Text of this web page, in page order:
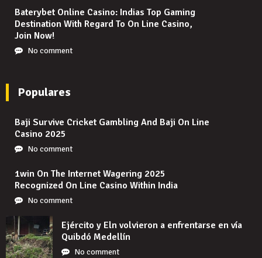
Baterybet Online Casino: Indias Top Gaming
Destination With Regard To On Line Casino,
Join Now!
No comment
Populares
Baji Survive Cricket Gambling And Baji On Line
Casino 2025
No comment
1win On The Internet Wagering 2025
Recognized On Line Casino Within India
No comment
Ejército y Eln volvieron a enfrentarse en vía
Quibdó Medellín
No comment